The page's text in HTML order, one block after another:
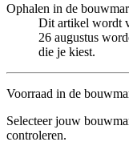
Ophalen in de
Dit artikel wordt
26 augustus
die je kiest.
Voorraad in de
Selecteer jouw
controleren.